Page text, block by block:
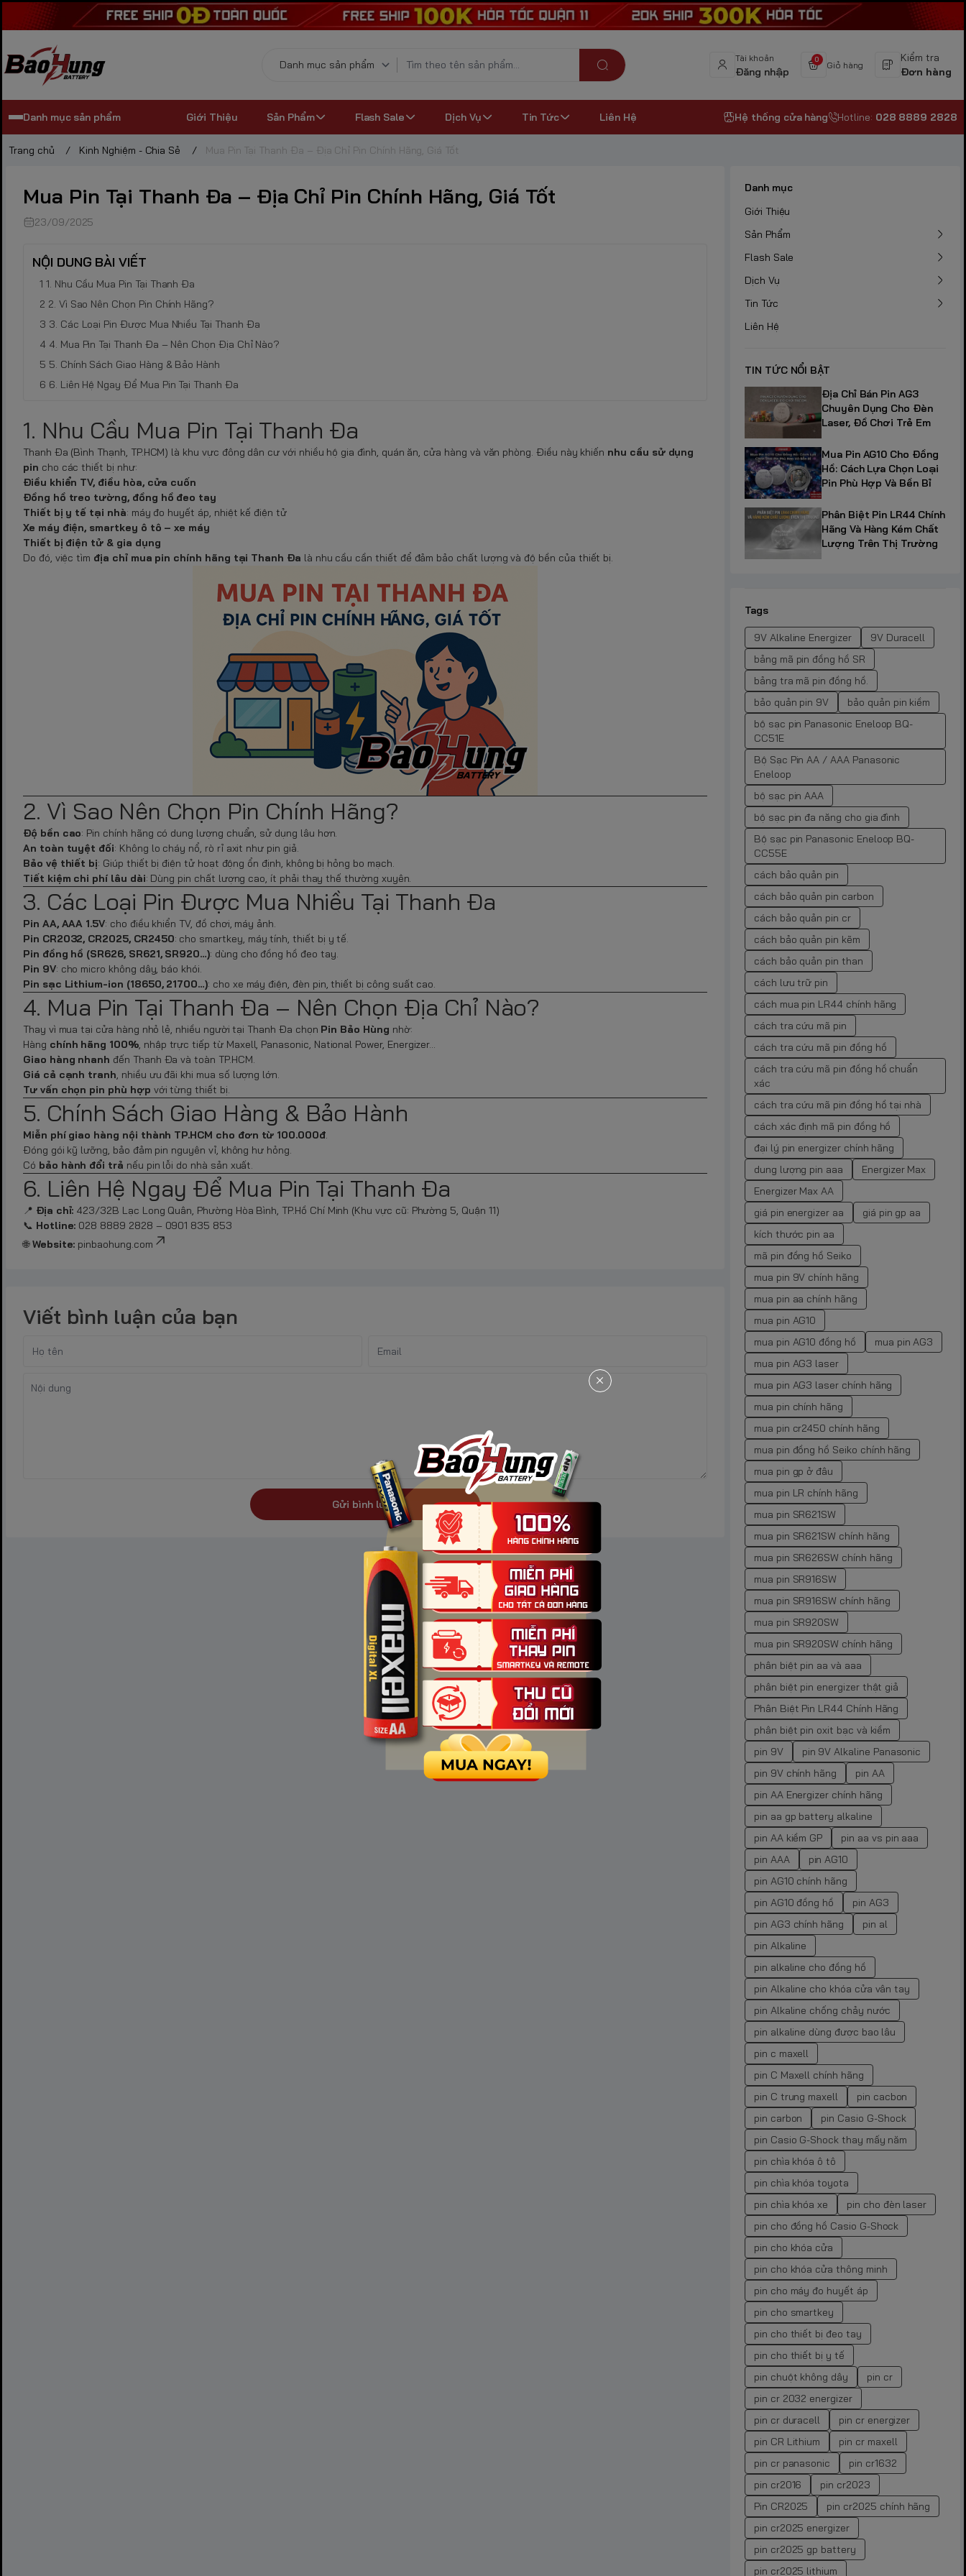
Tài khoản
Đăng nhập
0
Giỏ hàng
Kiểm tra
Đơn hàng
Danh mục sản phẩm Giới Thiệu Sản Phẩm Flash Sale Dịch Vụ Tin Tức Liên Hệ Hệ thống cửa hàng Hotline: 028 8889 2828
Trang chủ / Kinh Nghiệm - Chia Sẻ / Mua Pin Tại Thanh Đa – Địa Chỉ Pin Chính Hãng, Giá Tốt
Mua Pin Tại Thanh Đa – Địa Chỉ Pin Chính Hãng, Giá Tốt
23/09/2025
NỘI DUNG BÀI VIẾT
1. Nhu Cầu Mua Pin Tại Thanh Đa
2. Vì Sao Nên Chọn Pin Chính Hãng?
3. Các Loại Pin Được Mua Nhiều Tại Thanh Đa
4. Mua Pin Tại Thanh Đa – Nên Chọn Địa Chỉ Nào?
5. Chính Sách Giao Hàng & Bảo Hành
6. Liên Hệ Ngay Để Mua Pin Tại Thanh Đa
1. Nhu Cầu Mua Pin Tại Thanh Đa
Thanh Đa (Bình Thạnh, TP.HCM) là khu vực đông dân cư với nhiều hộ gia đình, quán ăn, cửa hàng và văn phòng. Điều này khiến nhu cầu sử dụng
pin cho các thiết bị như:
Điều khiển TV, điều hòa, cửa cuốn
Đồng hồ treo tường, đồng hồ đeo tay
Thiết bị y tế tại nhà: máy đo huyết áp, nhiệt kế điện tử
Xe máy điện, smartkey ô tô – xe máy
Thiết bị điện tử & gia dụng
Do đó, việc tìm địa chỉ mua pin chính hãng tại Thanh Đa là nhu cầu cần thiết để đảm bảo chất lượng và độ bền của thiết bị.
2. Vì Sao Nên Chọn Pin Chính Hãng?
Độ bền cao: Pin chính hãng có dung lượng chuẩn, sử dụng lâu hơn.
An toàn tuyệt đối: Không lo cháy nổ, rò rỉ axit như pin giả.
Bảo vệ thiết bị: Giúp thiết bị điện tử hoạt động ổn định, không bị hỏng bo mạch.
Tiết kiệm chi phí lâu dài: Dùng pin chất lượng cao, ít phải thay thế thường xuyên.
3. Các Loại Pin Được Mua Nhiều Tại Thanh Đa
Pin AA, AAA 1.5V: cho điều khiển TV, đồ chơi, máy ảnh.
Pin CR2032, CR2025, CR2450: cho smartkey, máy tính, thiết bị y tế.
Pin đồng hồ (SR626, SR621, SR920…): dùng cho đồng hồ đeo tay.
Pin 9V: cho micro không dây, báo khói.
Pin sạc Lithium-ion (18650, 21700…): cho xe máy điện, đèn pin, thiết bị công suất cao.
4. Mua Pin Tại Thanh Đa – Nên Chọn Địa Chỉ Nào?
Thay vì mua tại cửa hàng nhỏ lẻ, nhiều người tại Thanh Đa chọn Pin Bảo Hùng nhờ:
Hàng chính hãng 100%, nhập trực tiếp từ Maxell, Panasonic, National Power, Energizer…
Giao hàng nhanh đến Thanh Đa và toàn TP.HCM.
Giá cả cạnh tranh, nhiều ưu đãi khi mua số lượng lớn.
Tư vấn chọn pin phù hợp với từng thiết bị.
5. Chính Sách Giao Hàng & Bảo Hành
Miễn phí giao hàng nội thành TP.HCM cho đơn từ 100.000đ.
Đóng gói kỹ lưỡng, bảo đảm pin nguyên vỉ, không hư hỏng.
Có bảo hành đổi trả nếu pin lỗi do nhà sản xuất.
6. Liên Hệ Ngay Để Mua Pin Tại Thanh Đa
📍 Địa chỉ: 423/32B Lạc Long Quân, Phường Hòa Bình, TP.Hồ Chí Minh (Khu vực cũ: Phường 5, Quận 11)
📞 Hotline: 028 8889 2828 – 0901 835 853
🌐Website: pinbaohung.com
Viết bình luận của bạn
Gửi bình luận
Danh mục
Giới Thiệu
Sản Phẩm
Flash Sale
Dịch Vụ
Tin Tức
Liên Hệ
TIN TỨC NỔI BẬT
Địa Chỉ Bán Pin AG3
Chuyên Dụng Cho Đèn
Laser, Đồ Chơi Trẻ Em
Mua Pin AG10 Cho Đồng
Hồ: Cách Lựa Chọn Loại
Pin Phù Hợp Và Bền Bỉ
Phân Biệt Pin LR44 Chính
Hãng Và Hàng Kém Chất
Lượng Trên Thị Trường
Tags
9V Alkaline Energizer
9V Duracell
bảng mã pin đồng hồ SR
bảng tra mã pin đồng hồ.
bảo quản pin 9V
bảo quản pin kiềm
bộ sạc pin Panasonic Eneloop BQ-
CC51E
Bộ Sạc Pin AA / AAA Panasonic
Eneloop
bộ sạc pin AAA
bộ sạc pin đa năng cho gia đình
Bộ sạc pin Panasonic Eneloop BQ-
CC55E
cách bảo quản pin
cách bảo quản pin carbon
cách bảo quản pin cr
cách bảo quản pin kẽm
cách bảo quản pin than
cách lưu trữ pin
cách mua pin LR44 chính hãng
cách tra cứu mã pin
cách tra cứu mã pin đồng hồ
cách tra cứu mã pin đồng hồ chuẩn
xác
cách tra cứu mã pin đồng hồ tại nhà
cách xác định mã pin đồng hồ
đại lý pin energizer chính hãng
dung lượng pin aaa
Energizer Max
Energizer Max AA
giá pin energizer aa
giá pin gp aa
kích thước pin aa
mã pin đồng hồ Seiko
mua pin 9V chính hãng
mua pin aa chính hãng
mua pin AG10
mua pin AG10 đồng hồ
mua pin AG3
mua pin AG3 laser
mua pin AG3 laser chính hãng
mua pin chính hãng
mua pin cr2450 chính hãng
mua pin đồng hồ Seiko chính hãng
mua pin gp ở đâu
mua pin LR chính hãng
mua pin SR621SW
mua pin SR621SW chính hãng
mua pin SR626SW chính hãng
mua pin SR916SW
mua pin SR916SW chính hãng
mua pin SR920SW
mua pin SR920SW chính hãng
phân biệt pin aa và aaa
phân biệt pin energizer thật giả
Phân Biệt Pin LR44 Chính Hãng
phân biệt pin oxit bạc và kiềm
pin 9V
pin 9V Alkaline Panasonic
pin 9V chính hãng
pin AA
pin AA Energizer chính hãng
pin aa gp battery alkaline
pin AA kiềm GP
pin aa vs pin aaa
pin AAA
pin AG10
pin AG10 chính hãng
pin AG10 đồng hồ
pin AG3
pin AG3 chính hãng
pin al
pin Alkaline
pin alkaline cho đồng hồ
pin Alkaline cho khóa cửa vân tay
pin Alkaline chống chảy nước
pin alkaline dùng được bao lâu
pin c maxell
pin C Maxell chính hãng
pin C trung maxell
pin cacbon
pin carbon
pin Casio G-Shock
pin Casio G-Shock thay mấy năm
pin chìa khóa ô tô
pin chìa khóa toyota
pin chìa khóa xe
pin cho đèn laser
pin cho đồng hồ Casio G-Shock
pin cho khóa cửa
pin cho khóa cửa thông minh
pin cho máy đo huyết áp
pin cho smartkey
pin cho thiết bị đeo tay
pin cho thiết bị y tế
pin chuột không dây
pin cr
pin cr 2032 energizer
pin cr duracell
pin cr energizer
pin CR Lithium
pin cr maxell
pin cr panasonic
pin cr1632
pin cr2016
pin cr2023
Pin CR2025
pin cr2025 chính hãng
pin cr2025 energizer
pin cr2025 gp battery
pin cr2025 lithium